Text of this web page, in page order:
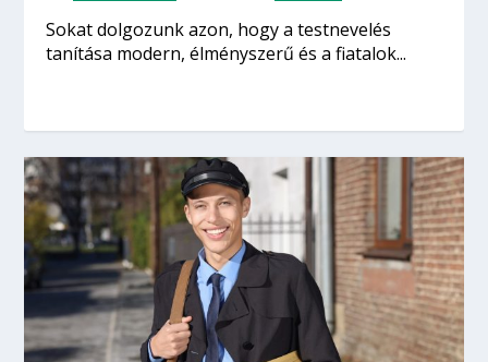
Sokat dolgozunk azon, hogy a testnevelés
tanítása modern, élményszerű és a fiatalok...